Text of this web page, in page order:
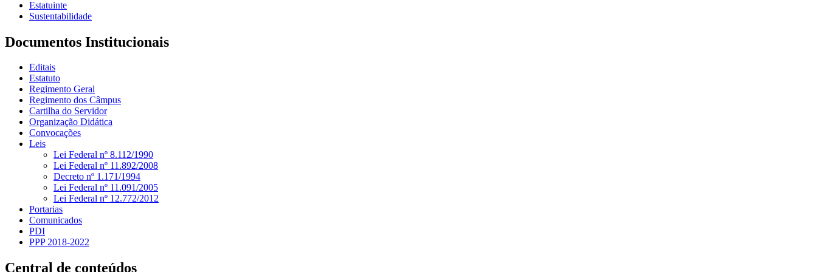
Estatuinte
Sustentabilidade
Documentos Institucionais
Editais
Estatuto
Regimento Geral
Regimento dos Câmpus
Cartilha do Servidor
Organização Didática
Convocações
Leis
Lei Federal nº 8.112/1990
Lei Federal nº 11.892/2008
Decreto nº 1.171/1994
Lei Federal nº 11.091/2005
Lei Federal nº 12.772/2012
Portarias
Comunicados
PDI
PPP 2018-2022
Central de conteúdos